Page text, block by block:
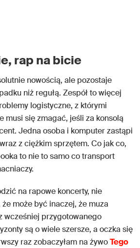
rap na bicie
nowością, ale pozostaje
niż regułą. Zespół to więcej
logistyczne, z którymi
musi się zmagać, jeśli za konsolą
Jedna osoba i komputer zastąpi
z ciężkim sprzętem. Co jak co,
to nie to samo co transport
na rapowe koncerty, nie
może być inaczej, że muza
wcześniej przygotowanego
są o wiele szersze, a oczka się
raz zobaczyłam na żywoTego